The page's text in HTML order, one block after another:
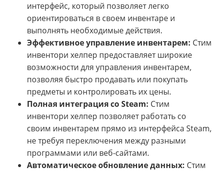
интерфейс, который позволяет легко
ориентироваться в своем инвентаре и
выполнять необходимые действия.
Эффективное управление инвентарем: Стим
инвентори хелпер предоставляет широкие
возможности для управления инвентарем,
позволяя быстро продавать или покупать
предметы и контролировать их цены.
Полная интеграция со Steam: Стим
инвентори хелпер позволяет работать со
своим инвентарем прямо из интерфейса Steam,
не требуя переключения между разными
программами или веб-сайтами.
Автоматическое обновление данных: Стим